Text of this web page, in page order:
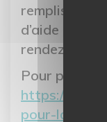
remplissez
d’aide à
rendez-vous
Pour plus
https://
pour-lachat-